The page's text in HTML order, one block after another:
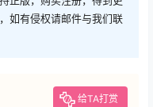
如有侵权请邮件与我们联
给TA打赏